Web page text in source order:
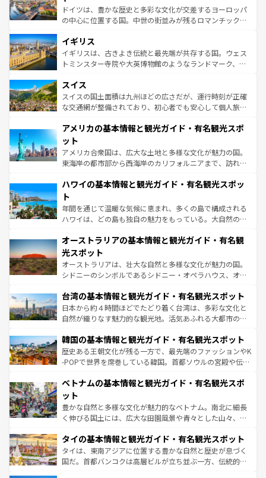
ンテンツ一覧 を参照してほしい。
から魅了する。また、フランスは美食の国としても知ら
れ、フランス料理はユネスコ無形文化遺産にも登録されて
香り高いラベンダー畑など、多彩な楽しみ方が可能だ。さ
らに、パリ以外の地域にも魅力が溢れており、どの街角に
も豊かな歴史と文化が息づいている。パリ以外の個性あふ
を参照してほしい。
ドイツは、豊かな歴史と多彩な文化が交差するヨーロッパ
の中心に位置する国。中世の街並みが残るロマンチック街
顔を持つこの国は、どこを歩いても飽きることがない。ベ
ルリンの文化的活気、バイエルン州のアルプスの絶景、そ
してライン川沿いのワイン畑といった風景は必見。ビール
は、お酒好きな人にはぜひ体験してほしい。 なお、新着の
ドイツ情報はコンテンツ一覧を参照してほしい。
イギリス
イギリスは、古きよき伝統と最先端が共存する国。ウェス
トミンスター寺院や大英博物館のようなランドマーク、歴
リアごとに異なる魅力がある。また、優雅なアフタヌーン
ティー、ビール好きにはたまらない英国パブ、サッカー観
戦など、本場だからこそできる体験も豊富。イギリスを旅
ンツ一覧を参照してほしい。
スイス
スイスの国土面積は九州ほどの広さだが、運行時刻が正確
な交通網が整備されており、初心者でも安心して個人旅行
の建物がそのまま残る町や、スイスならではのユニークな
博物館もあり、アルプス観光だけでなく町歩きも満喫する
ことができる。国民の所得が高いため物価も高いが、旅行
者向けの交通パス提供のサービスもあり、うまく活用すれ
着のスイス情報はコンテンツ一覧を参照してほしい。
アメリカの基本情報と観光ガイド・有名観光スポ
ット
アメリカ合衆国は、広大な土地と多様な文化が魅力の国。
東海岸の都市部から西海岸のカリフォルニアまで、訪れる
のような巨大都市は、観光、ショッピング、エンターテイ
ンメントが詰まった刺激的なスポットだ。一方、アメリカ
西部には大自然が広がり、グランドキャニオンやイエロー
ストーン国立公園といった絶景が堪能できる。さらに、南
文化が魅力。旅行者はアメリカの各地域で異なる魅力を楽
しみながら、その多様性と豊かな歴史を感じることができ
るだろう。車でのロードトリップや列車の旅も、アメリカ
ならではの贅沢な旅のスタイルだ。 なお、新着のアメリカ
情報は コンテンツ一覧 を参照してほしい。
ハワイの基本情報と観光ガイド・有名観光スポッ
ト
年間を通じて温暖な気候に恵まれ、多くの島で構成される
ハワイは、どの島も独自の魅力をもっている。大自然の神
ワイ島は見逃せない。また、定番の観光地といえばオアフ
島だが、静かな自然を求めるならマウイ島やカウアイ島が
おすすめ。エメラルドグリーンに輝く海をはじめ、豊かな
文化や歴史が息づいている。「アロハスピリット」と呼ば
人々、おいしいローカルフードやハワイアンミュージッ
ク、伝統的なフラダンスなど、すべてがハワイの魅力を彩
っている。訪れるたびに新しい発見と感動が待っているハ
はコンテンツ一覧を参照してほしい。
オーストラリアの基本情報と観光ガイド・有名観
光スポット
オーストラリアは、壮大な自然と多様な文化が魅力の国。
シドニーのシンボルであるシドニー・オペラハウス、オー
リアリーフや大陸中央部にそびえるウルル（エアーズロッ
ク）、タスマニアの美しい原生林やケアンズの熱帯雨林な
ど、見どころがたくさん。また、カフェやワイン、オージ
いる。アクティビティも充実しており、サーフィンやダイ
ビング、ハイキングなど、アウトドア好きにはたまらな
い。オーストラリアの多彩な魅力を存分に味わいつくそ
参照してほしい。
台湾の基本情報と観光ガイド・有名観光スポット
日本から約４時間ほどでたどり着く台湾は、多彩な文化と
自然が織りなす魅力的な観光地。活気あふれる大都市の台
ン）、静ひつな山岳地帯である台湾東部など、都市の喧騒
と山間の静けさが共存しており、訪れる人に新しい発見と
驚きをもたらしてくれる。また、奥深い台湾の食文化も魅
容にもいいと評判のスイーツなど、バラエティ豊かな料理
照してほしい。
韓国の基本情報と観光ガイド・有名観光スポット
歴史ある王朝文化が残る一方で、最先端のファッションやK
-POPで世界を席巻している韓国。首都ソウルの宮殿や伝統
き、地方に足を延ばせば四季折々の自然美を楽しむことが
できる。そして、キムチや焼肉、絶品のストリートフード
まで、さまざまな韓国料理が待っている。夜には、韓国な
らではのナイトライフも堪能できる。あたたかいホスピタ
わってみてほしい。 なお、新着の韓国情報はコンテンツ一
覧 を参照してほしい。
ベトナムの基本情報と観光ガイド・有名観光スポ
ット
豊かな自然と多様な文化が魅力的なベトナム。南北に細長
く伸びる国土には、広大な田園風景や青々とした山々、世
急速な発展と共に伝統が息づく。ハノイの古い町並みやホ
ーチミン市のフランス統治時代の建物も、独特の雰囲気を
醸し出している。また、バラエティの豊かさとおいしさで
タイの基本情報と観光ガイド・有名観光スポット
タイは、東南アジアに位置する豊かな自然と歴史が息づく
国だ。首都バンコクは高層ビルが立ち並ぶ一方、伝統的な